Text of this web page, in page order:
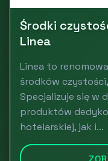
Środki
Linea
Linea to
środków
Specjalizuje się w
produktów
hotelarskiej, jak i...